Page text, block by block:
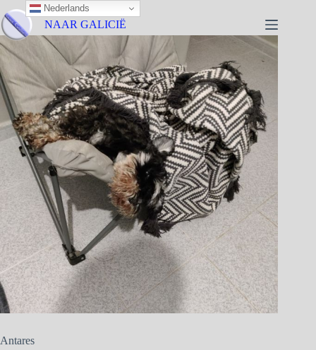
NAAR GALICIË
Antares
Nederlands